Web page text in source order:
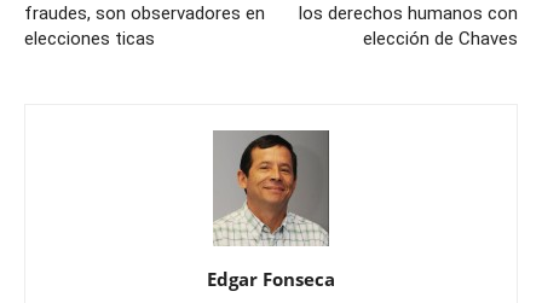
fraudes, son observadores en
elecciones ticas
los derechos humanos con
elección de Chaves
Edgar Fonseca